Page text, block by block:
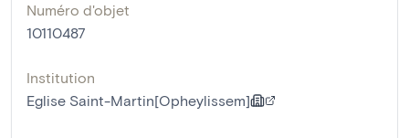
Numéro d'objet
10110487
Institution
Eglise Saint-Martin[Opheylissem]